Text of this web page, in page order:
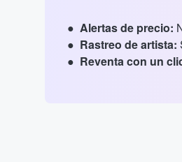
Alertas de precio:
Rastreo de artista:
Reventa con un